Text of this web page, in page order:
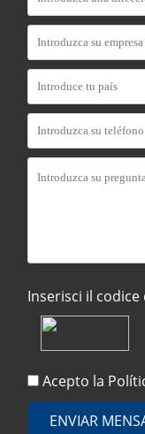
Inserisci il
Acepto la
ENVIAR